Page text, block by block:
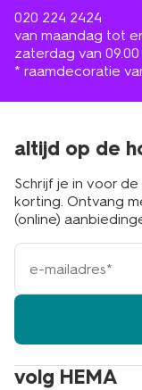
020 224 2424
van maandag tot
zaterdag van 09.00
* raamdecoratie
volg HEMA
altijd op de
Schrijf je in voor
korting. Ontvang
(online)
e-
mailadres